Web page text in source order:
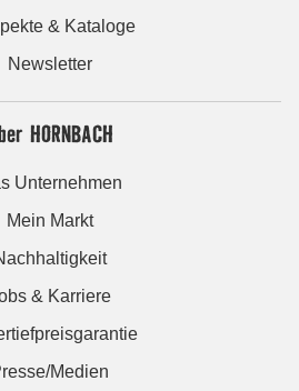
& Kataloge
Newsletter
HORNBACH
Unternehmen
Mein Markt
& Karriere
Medien